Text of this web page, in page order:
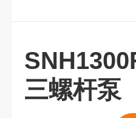
三螺杆泵